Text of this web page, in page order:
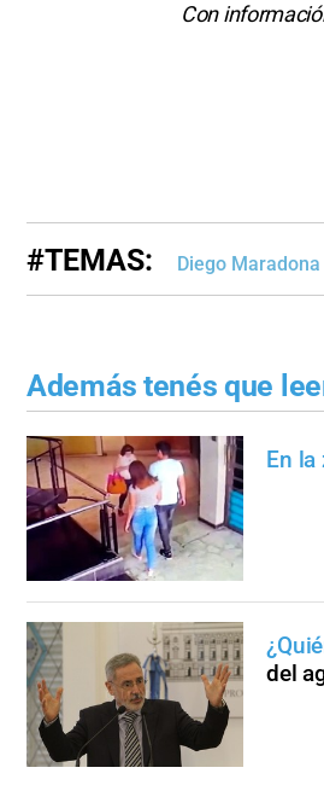
Con
#TEMAS: Diego Maradona
Además tenés que
En
del